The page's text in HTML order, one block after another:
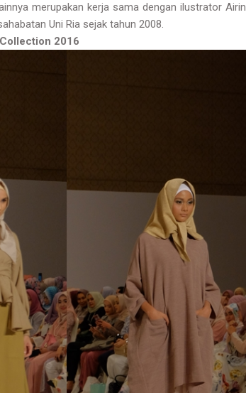
merupakan kerja sama dengan ilustrator Airin
Uni Ria sejak tahun 2008.
2016